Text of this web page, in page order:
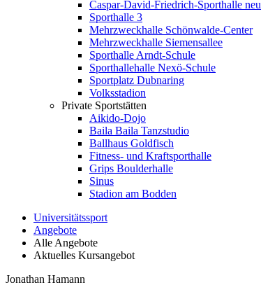
Caspar-David-Friedrich-Sporthalle neu
Sporthalle 3
Mehrzweckhalle Schönwalde-Center
Mehrzweckhalle Siemensallee
Sporthalle Arndt-Schule
Sporthallehalle Nexö-Schule
Sportplatz Dubnaring
Volksstadion
Private Sportstätten
Aikido-Dojo
Baila Baila Tanzstudio
Ballhaus Goldfisch
Fitness- und Kraftsporthalle
Grips Boulderhalle
Sinus
Stadion am Bodden
Universitätssport
Angebote
Alle Angebote
Aktuelles Kursangebot
Jonathan Hamann